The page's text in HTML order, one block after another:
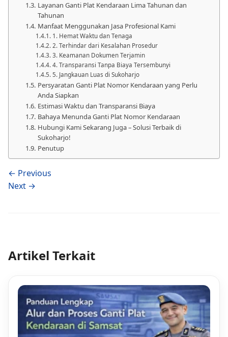
Layanan Ganti Plat Kendaraan Lima Tahunan dan
Tahunan
Manfaat Menggunakan Jasa Profesional Kami
1. Hemat Waktu dan Tenaga
2. Terhindar dari Kesalahan Prosedur
3. Keamanan Dokumen Terjamin
4. Transparansi Tanpa Biaya Tersembunyi
5. Jangkauan Luas di Sukoharjo
Persyaratan Ganti Plat Nomor Kendaraan yang Perlu
Anda Siapkan
Estimasi Waktu dan Transparansi Biaya
Bahaya Menunda Ganti Plat Nomor Kendaraan
Hubungi Kami Sekarang Juga – Solusi Terbaik di
Sukoharjo!
Penutup
← Previous
Next →
Artikel Terkait